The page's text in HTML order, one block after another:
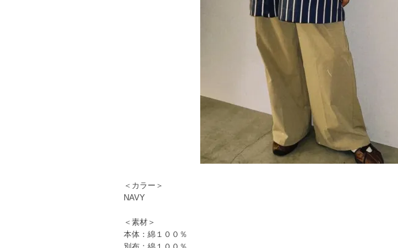
＜カラー＞
NAVY
＜素材＞
本体：綿１００％